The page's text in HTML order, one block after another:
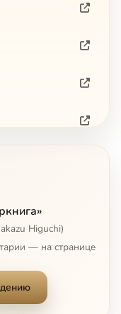
Higuchi)
— на странице